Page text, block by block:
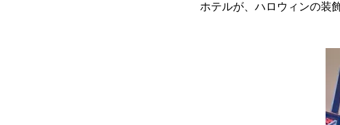
ホテルが、ハロウィンの装